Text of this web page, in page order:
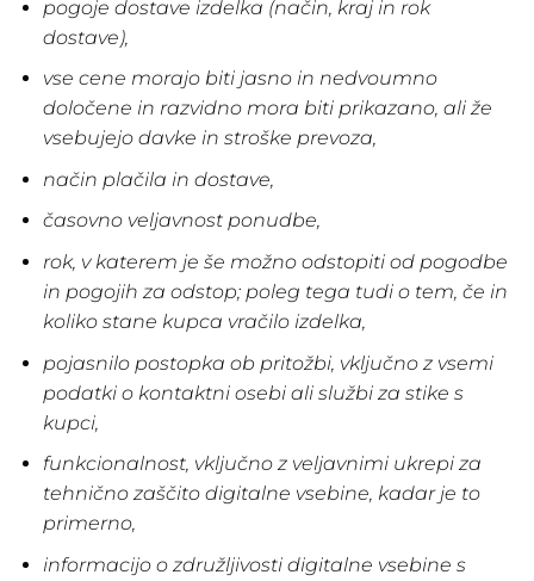
pogoje dostave izdelka (način, kraj in rok
dostave),
vse cene morajo biti jasno in nedvoumno
določene in razvidno mora biti prikazano, ali že
vsebujejo davke in stroške prevoza,
način plačila in dostave,
časovno veljavnost ponudbe,
rok, v katerem je še možno odstopiti od pogodbe
in pogojih za odstop; poleg tega tudi o tem, če in
koliko stane kupca vračilo izdelka,
pojasnilo postopka ob pritožbi, vključno z vsemi
podatki o kontaktni osebi ali službi za stike s
kupci,
funkcionalnost, vključno z veljavnimi ukrepi za
tehnično zaščito digitalne vsebine, kadar je to
primerno,
informacijo o združljivosti digitalne vsebine s